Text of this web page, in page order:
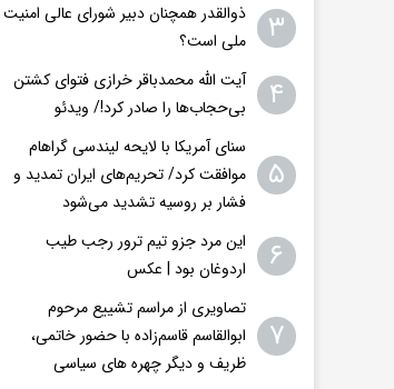
۳
ذوالقدر همچنان دبیر شورای ‌عالی امنیت
ملی است؟
۴
آیت الله محمدباقر خرازی فتوای کشتن
بی‌حجاب‌ها را صادر کرد!/ ویدئو
۵
سنای آمریکا با لایحه لیندسی گراهام
موافقت کرد/ تحریم‌های ایران تمدید و
فشار بر روسیه تشدید می‌شود
۶
این مرد جزو تیم ترور رجب طیب
اردوغان بود | عکس
۷
تصاویری از مراسم تشییع مرحوم
ابوالقاسم قاسم‌زاده با حضور خاتمی،
ظریف و دیگر چهره های سیاسی